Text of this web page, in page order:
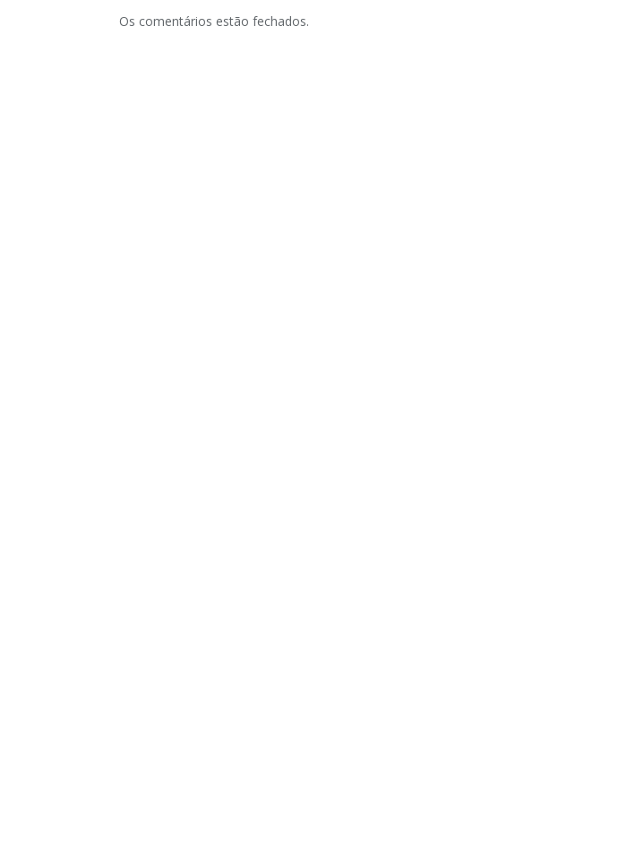
Os comentários estão fechados.